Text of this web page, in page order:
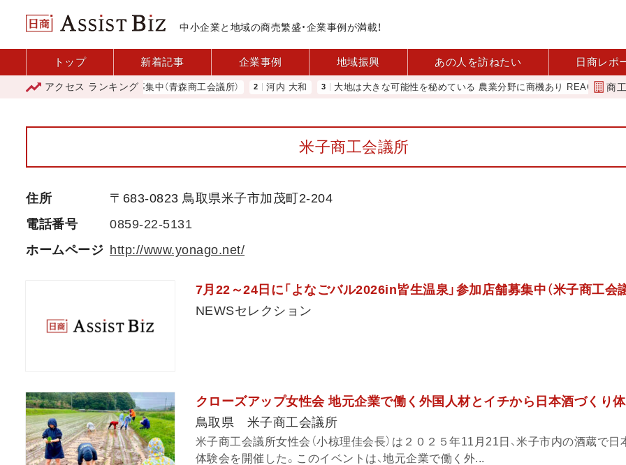
中小企業と地域の商売繁盛・企業事例が満載！
トップ 新着記事 企業事例 地域振興 あの人を訪ねたい 日商レポ
アクセス ランキング
アム商品券」利用店舗募集中（青森商工会議所） 河内 大和 大地は大きな可能性を秘めている 農業分野に商機あり REACT アップル
商
米子商工会議所
住所
〒683-0823 鳥取県米子市加茂町2-204
電話番号
0859-22-5131
ホームページ http://www.yonago.net/
7月22～24日に「よなごバル2026in皆生温泉」参加店舗募集中（米子商工会議
NEWSセレクション
クローズアップ女性会 地元企業で働く外国人材とイチから日本酒づくり
鳥取県 米子商工会議所
米子商工会議所女性会（小椋理佳会長）は２０２５年11月21日、米子市内の酒蔵で日
体験会を開催した。このイベントは、地元企業で働く外...